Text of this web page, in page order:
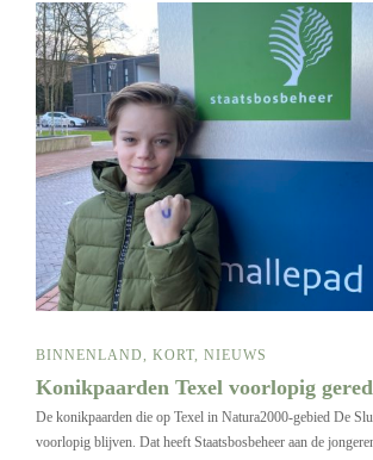
BINNENLAND KORT NIEUWS
Konikpaarden Texel voorlopig gered
De konikpaarden die op Texel in Natura2000-gebied De
voorlopig blijven. Dat heeft Staatsbosbeheer aan de